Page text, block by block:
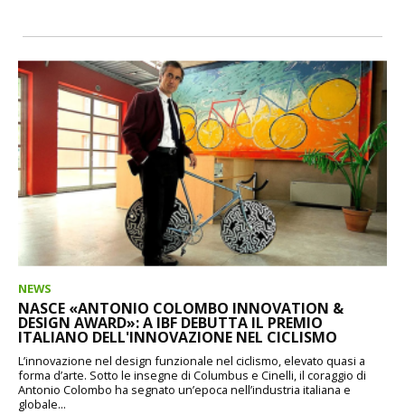
NEWS
NASCE «ANTONIO COLOMBO INNOVATION &
DESIGN AWARD»: A IBF DEBUTTA IL PREMIO
ITALIANO DELL'INNOVAZIONE NEL CICLISMO
L’innovazione nel design funzionale nel ciclismo, elevato quasi a
forma d’arte. Sotto le insegne di Columbus e Cinelli, il coraggio di
Antonio Colombo ha segnato un’epoca nell’industria italiana e
globale...